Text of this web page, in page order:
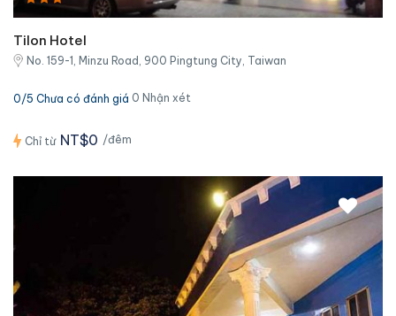
Tilon Hotel
No. 159-1, Minzu Road, 900 Pingtung City, Taiwan
0/5 Chưa có đánh giá 0 Nhận xét
Chỉ từ NT$0 /đêm